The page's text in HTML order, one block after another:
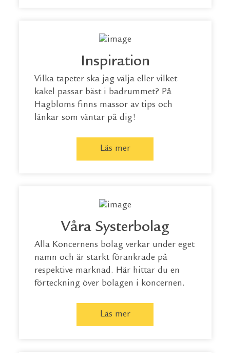
Inspiration
Vilka tapeter ska jag välja eller vilket
kakel passar bäst i badrummet? På
Hagbloms finns massor av tips och
länkar som väntar på dig!
Läs mer
Våra Systerbolag
Alla Koncernens bolag verkar under eget
namn och är starkt förankrade på
respektive marknad. Här hittar du en
förteckning över bolagen i koncernen.
Läs mer